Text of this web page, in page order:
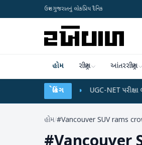
ઉત્તર ગુજરાતનું લોકપ્રિય દૈનિક
હોમ રાષ્ટ્રીય આંતરરાષ્ટ્રીય
બ્રેકિંગ
● UGC-NET પરીક્ષા લીકના
હોમ/#Vancouver SUV rams